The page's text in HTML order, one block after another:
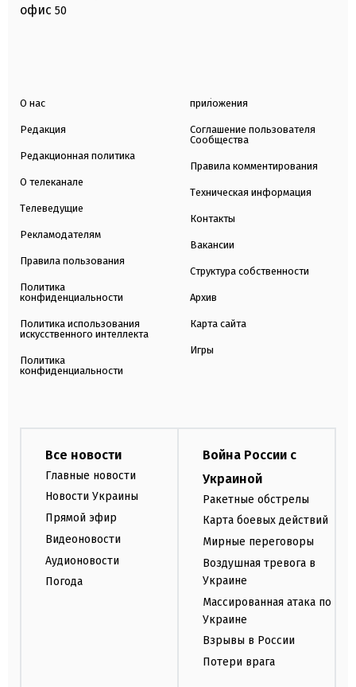
офис 50
О нас
Редакция
Редакционная политика
О телеканале
Телеведущие
Рекламодателям
Правила пользования
Политика
конфиденциальности
Политика использования
искусственного интеллекта
Политика
конфиденциальности
приложения
Соглашение пользователя
Сообщества
Правила комментирования
Техническая информация
Контакты
Вакансии
Структура собственности
Архив
Карта сайта
Игры
Все новости
Главные новости
Новости Украины
Прямой эфир
Видеоновости
Аудионовости
Погода
Война России с
Украиной
Ракетные обстрелы
Карта боевых действий
Мирные переговоры
Воздушная тревога в
Украине
Массированная атака по
Украине
Взрывы в России
Потери врага